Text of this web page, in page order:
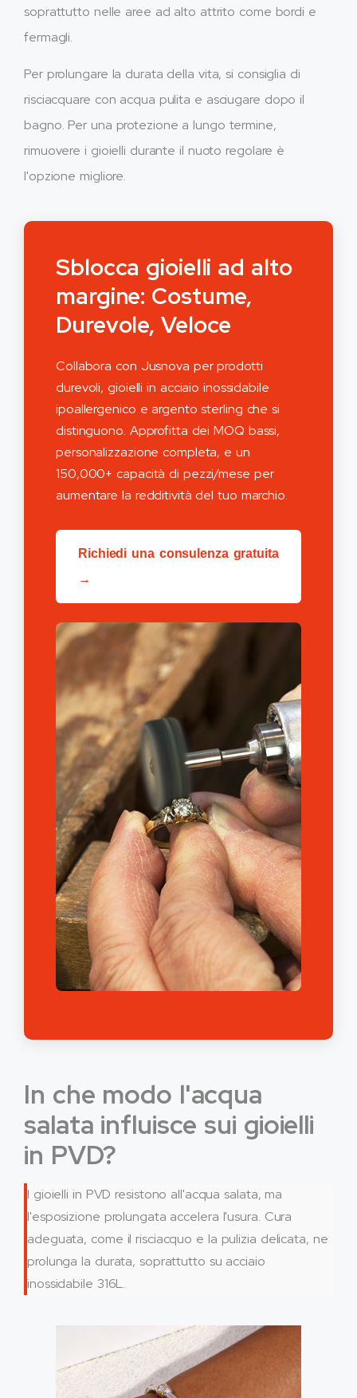
soprattutto nelle aree ad alto attrito come bordi e
fermagli.
Per prolungare la durata della vita, si consiglia di
risciacquare con acqua pulita e asciugare dopo il
bagno. Per una protezione a lungo termine,
rimuovere i gioielli durante il nuoto regolare è
l'opzione migliore.
Sblocca gioielli ad alto
margine: Costume,
Durevole, Veloce
Collabora con Jusnova per prodotti
durevoli, gioielli in acciaio inossidabile
ipoallergenico e argento sterling che si
distinguono. Approfitta dei MOQ bassi,
personalizzazione completa, e un
150,000+ capacità di pezzi/mese per
aumentare la redditività del tuo marchio.
Richiedi una consulenza gratuita
→
In che modo l'acqua
salata influisce sui gioielli
in PVD?
I gioielli in PVD resistono all'acqua salata, ma
l'esposizione prolungata accelera l'usura. Cura
adeguata, come il risciacquo e la pulizia delicata, ne
prolunga la durata, soprattutto su acciaio
inossidabile 316L.